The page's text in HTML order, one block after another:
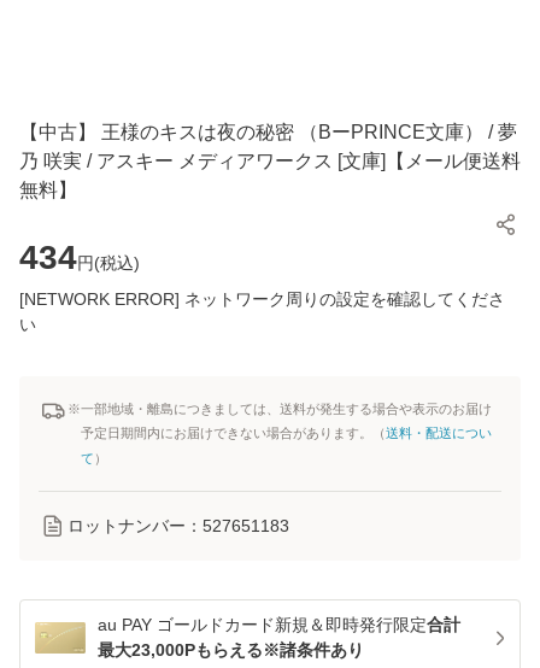
【中古】 王様のキスは夜の秘密 （BーPRINCE文庫） / 夢
乃 咲実 / アスキー メディアワークス [文庫]【メール便送料
無料】
434円(税込)
[NETWORK ERROR] ネットワーク周りの設定を確認してくださ
い
※一部地域・離島につきましては、送料が発生する場合や表示のお届け
予定日期間内にお届けできない場合があります。（送料・配送につい
て ）
ロットナンバー： 527651183
au PAY ゴールドカード新規＆即時発行限定合計
最大23,000Pもらえる※諸条件あり